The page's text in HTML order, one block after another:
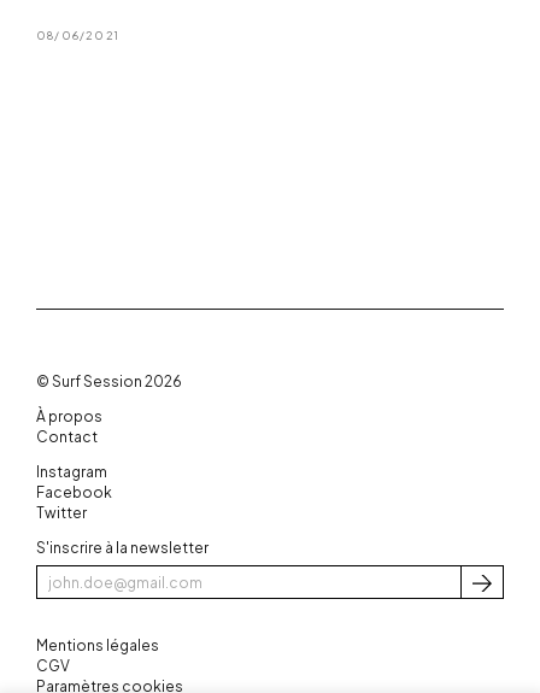
08/06/2021
© Surf Session 2026
À propos
Contact
Instagram
Facebook
Twitter
S'inscrire à la newsletter
Mentions légales
CGV
Paramètres cookies